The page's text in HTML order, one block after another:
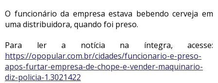
O funcionário da empresa estava bebendo cerveja em
uma distribuidora, quando foi preso.
Para ler a notícia na íntegra, acesse:
https://opopular.com.br/cidades/funcionario-e-preso-
apos-furtar-empresa-de-chope-e-vender-maquinario-
diz-policia-1.3021422